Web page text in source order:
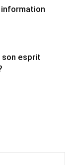
son esprit